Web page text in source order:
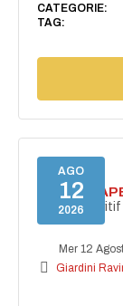
CATEGORIE:
TAG:
AGO
12
2026
SECRET
Secret aperitif
Mer 12
Giardini